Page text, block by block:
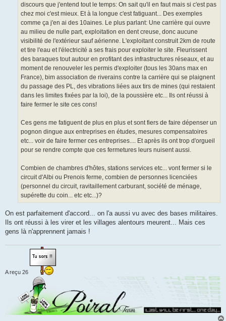
discours que j'entend tout le temps: On sait qu'il en faut mais si c'est pas
chez moi c'est mieux. Et à la longue c'est fatiguant... Des exemples
comme ça j'en ai des 10aines. Le plus parlant: Une carrière qui ouvre
au milieu de nulle part, exploitation en dent creuse, donc aucune
visibilité de l'extérieur sauf aérienne. L'exploitant construit 2km de route
et tire l'eau et l'électricité a ses frais pour exploiter le site. Fleurissent
des baraques tout autour en profitant des infrastructures réseaux, et au
moment de renouveler les permis d'exploiter (tous les 30ans max en
France), bim association de riverains contre la carrière qui se plaignent
du passage des PL, des vibrations liées aux tirs de mines (qui restaient
dans les limites fixées par la loi), de la poussière etc... Ils ont réussi à
faire fermer le site ces cons!
Ces gens me fatiguent de plus en plus et sont fiers de faire dépenser un
pognon dingue aux entreprises en études, mesures compensatoires
etc... voir de faire fermer ces entreprises.... Et après ils ont trop d'orgueil
pour se rendre compte que ces fermetures leurs nuisent aussi.
Combien de chambres d'hôtes, stations services etc... vont fermer si le
circuit d'Albi ou Prenois ferme, combien de personnes licenciées
(personnel du circuit, ravitaillement carburant, société de ménage,
supérette du coin... etc etc...)?
On est parfaitement d'accord... on l'a aussi vu avec des bases militaires.
Ils ont réussi à les virer et les villages alentours meurent... Mais ces
gens là n'apprennent jamais !
A reçu 26